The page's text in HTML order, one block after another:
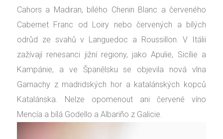
Cahors a Madiran, bílého Chenin Blanc a červeného
Cabernet Franc od Loiry nebo červených a bílých
odrůd ze svahů v Languedoc a Roussillon. V Itálii
zažívají renesanci jižní regiony, jako Apulie, Sicílie a
Kampánie, a ve Španělsku se objevila nová vlna
Garnachy z madridských hor a katalánských kopců
Katalánska. Nelze opomenout ani červené víno
Mencía a bílá Godello a Albariño z Galicie.